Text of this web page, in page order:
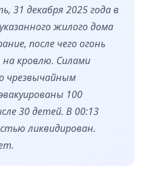
31 декабря 2025 года в
жилого дома
после чего огонь
на кровлю. Силами
чрезвычайным
100
30 детей. В 00:13
ликвидирован.